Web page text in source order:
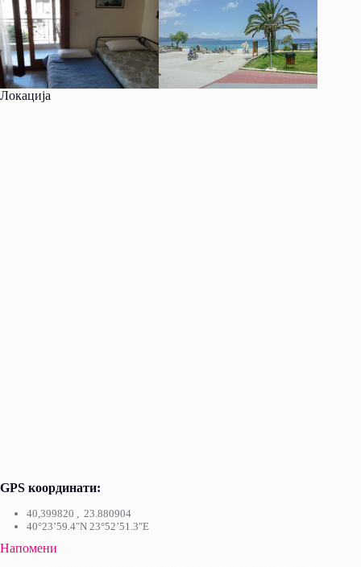
Локација
GPS координати:
40,399820 , 23.880904
40°23’59.4″N 23°52’51.3″E
Напомени